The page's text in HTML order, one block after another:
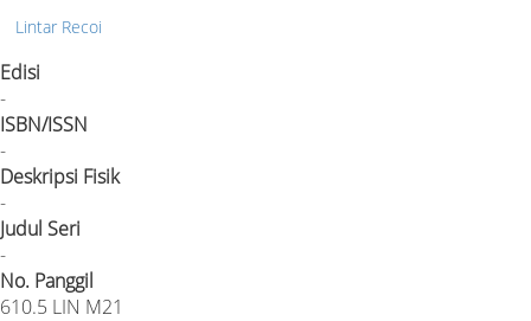
Lintar Recoi
Edisi
-
ISBN/ISSN
-
Deskripsi Fisik
-
Judul Seri
-
No. Panggil
610.5 LIN M21